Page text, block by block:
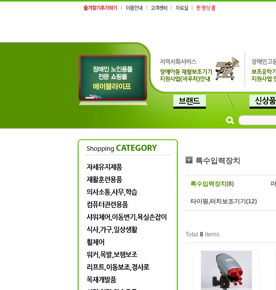
특수입력장치
특수입력장치 (8)
타이핑,터치보조기기 (12)
Total 8items.